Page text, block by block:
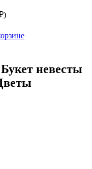
)
Букет невесты